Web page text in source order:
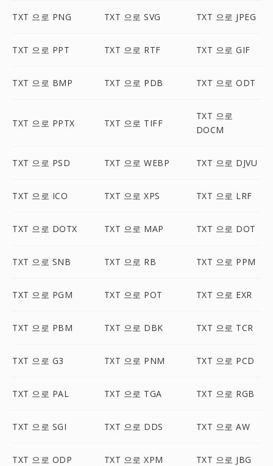
TXT 으로 PNG TXT 으로 SVG TXT 으로 JPEG
TXT 으로 PPT TXT 으로 RTF TXT 으로 GIF
TXT 으로 BMP TXT 으로 PDB TXT 으로 ODT
TXT 으로 PPTX TXT 으로 TIFF
TXT 으로
DOCM
TXT 으로 PSD TXT 으로 WEBP TXT 으로 DJVU
TXT 으로 ICO TXT 으로 XPS TXT 으로 LRF
TXT 으로 DOTX TXT 으로 MAP TXT 으로 DOT
TXT 으로 SNB TXT 으로 RB TXT 으로 PPM
TXT 으로 PGM TXT 으로 POT TXT 으로 EXR
TXT 으로 PBM TXT 으로 DBK TXT 으로 TCR
TXT 으로 G3 TXT 으로 PNM TXT 으로 PCD
TXT 으로 PAL TXT 으로 TGA TXT 으로 RGB
TXT 으로 SGI TXT 으로 DDS TXT 으로 AW
TXT 으로 ODP TXT 으로 XPM TXT 으로 JBG